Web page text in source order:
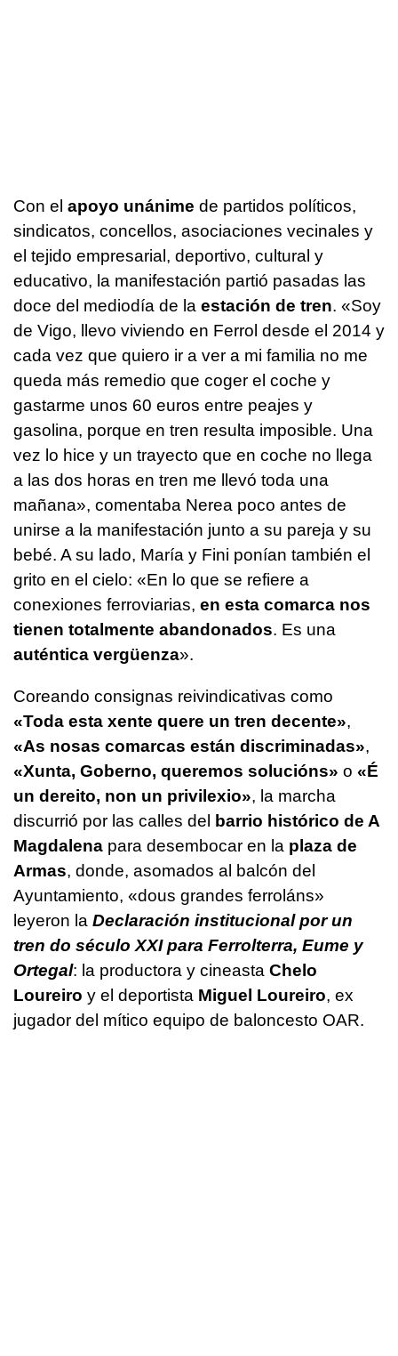
Con el apoyo unánime de partidos políticos,
sindicatos, concellos, asociaciones vecinales y
el tejido empresarial, deportivo, cultural y
educativo, la manifestación partió pasadas las
doce del mediodía de la estación de tren. «Soy
de Vigo, llevo viviendo en Ferrol desde el 2014 y
cada vez que quiero ir a ver a mi familia no me
queda más remedio que coger el coche y
gastarme unos 60 euros entre peajes y
gasolina, porque en tren resulta imposible. Una
vez lo hice y un trayecto que en coche no llega
a las dos horas en tren me llevó toda una
mañana», comentaba Nerea poco antes de
unirse a la manifestación junto a su pareja y su
bebé. A su lado, María y Fini ponían también el
grito en el cielo: «En lo que se refiere a
conexiones ferroviarias, en esta comarca nos
tienen totalmente abandonados. Es una
auténtica vergüenza».
Coreando consignas reivindicativas como
«Toda esta xente quere un tren decente»,
«As nosas comarcas están discriminadas»,
«Xunta, Goberno, queremos solucións» o «É
un dereito, non un privilexio», la marcha
discurrió por las calles del barrio histórico de A
Magdalena para desembocar en la plaza de
Armas, donde, asomados al balcón del
Ayuntamiento, «dous grandes ferroláns»
leyeron la Declaración institucional por un
tren do século XXI para Ferrolterra, Eume y
Ortegal: la productora y cineasta Chelo
Loureiro y el deportista Miguel Loureiro, ex
jugador del mítico equipo de baloncesto OAR.